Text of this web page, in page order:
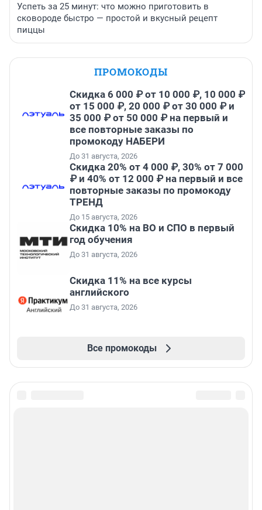
Успеть за 25 минут: что можно приготовить в
сковороде быстро — простой и вкусный рецепт
пиццы
ПРОМОКОДЫ
Скидка 6 000 ₽ от 10 000 ₽, 10 000 ₽
от 15 000 ₽, 20 000 ₽ от 30 000 ₽ и
35 000 ₽ от 50 000 ₽ на первый и
все повторные заказы по
промокоду НАБЕРИ
До 31 августа, 2026
Скидка 20% от 4 000 ₽, 30% от 7 000
₽ и 40% от 12 000 ₽ на первый и все
повторные заказы по промокоду
ТРЕНД
До 15 августа, 2026
Скидка 10% на ВО и СПО в первый
год обучения
До 31 августа, 2026
Скидка 11% на все курсы
английского
До 31 августа, 2026
Все промокоды